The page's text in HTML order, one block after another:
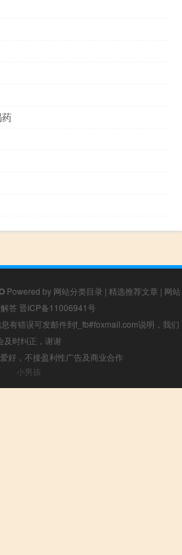
Powered by 网站分类目录 | 精选推荐文章 | 网站
答 晋ICP备11006941号
有错误可发邮件到f_fb#foxmail.com说明，我们
及时纠正，谢谢
好，不接盈利性广告及商业合作
小男孩